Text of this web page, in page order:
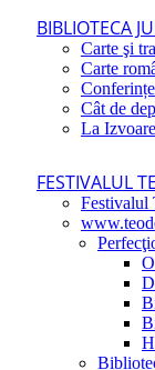
BIBLIOTECA
Carte şi
Carte
Cât de
La
FESTIVALUL
Festivalul